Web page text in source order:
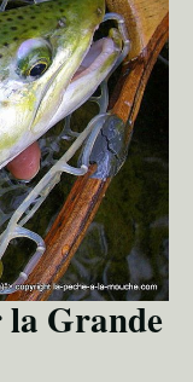
la Grande